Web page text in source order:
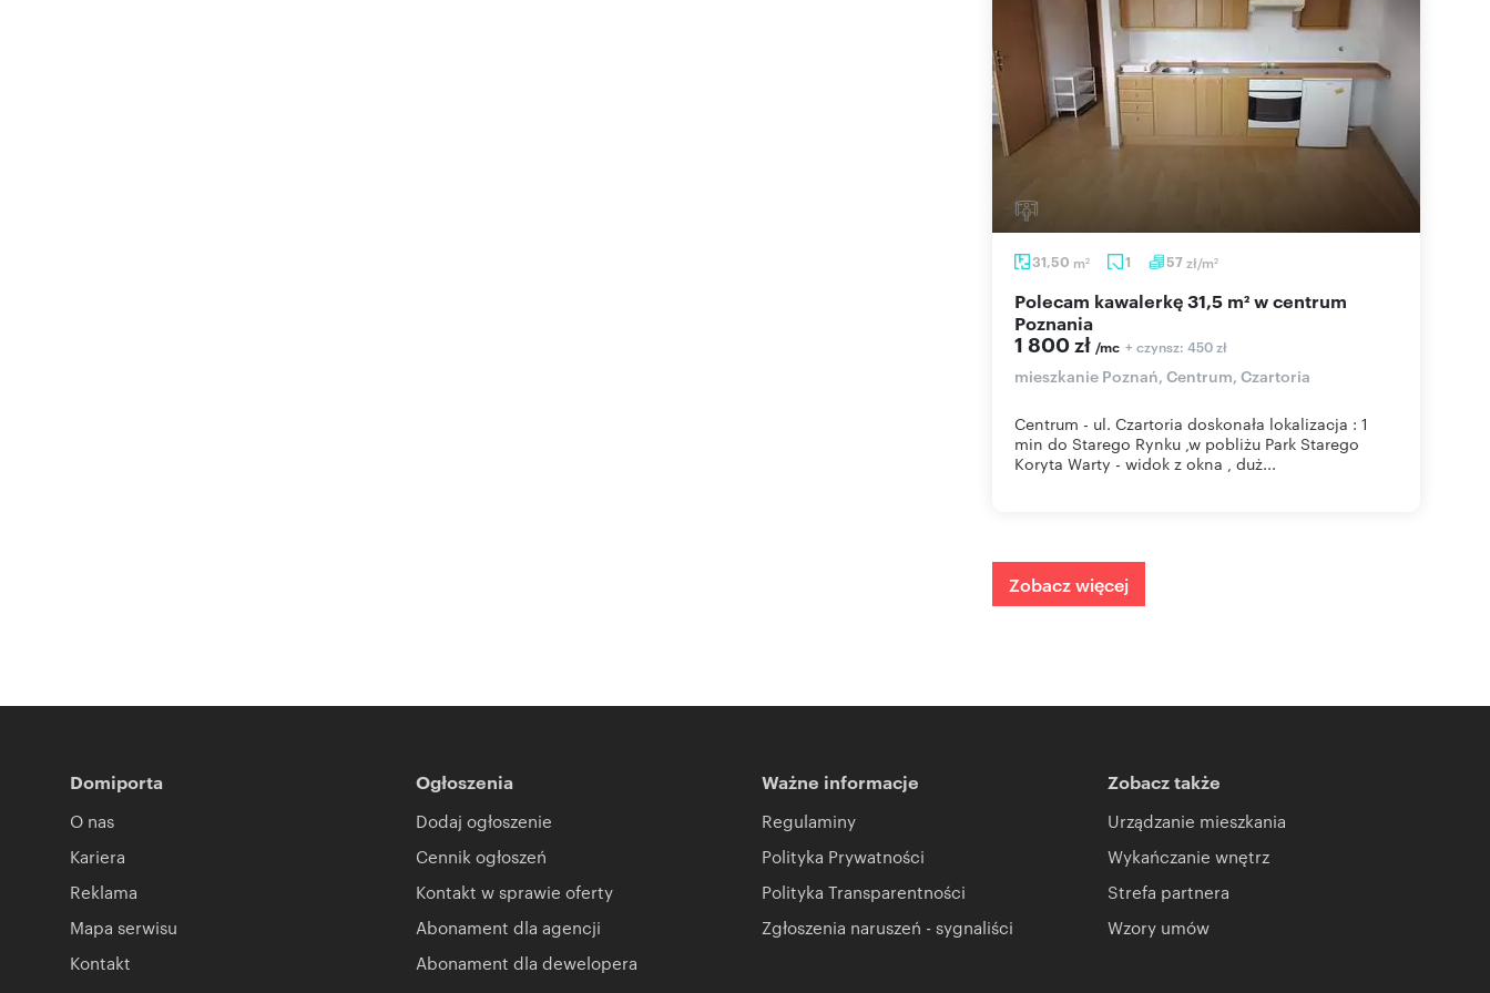
31,50 m2 1 57zł/m2
Polecam kawalerkę 31,5 m² w centrum
Poznania
1 800 zł /mc + czynsz: 450 zł
mieszkanie Poznań, Centrum, Czartoria
Centrum - ul. Czartoria doskonała lokalizacja : 1
min do Starego Rynku ,w pobliżu Park Starego
Koryta Warty - widok z okna , duż...
Zobacz więcej
Domiporta
O nas
Kariera
Reklama
Mapa serwisu
Kontakt
Ogłoszenia
Dodaj ogłoszenie
Cennik ogłoszeń
Kontakt w sprawie oferty
Abonament dla agencji
Abonament dla dewelopera
Ważne informacje
Regulaminy
Polityka Prywatności
Polityka Transparentności
Zgłoszenia naruszeń - sygnaliści
Zobacz także
Urządzanie mieszkania
Wykańczanie wnętrz
Strefa partnera
Wzory umów